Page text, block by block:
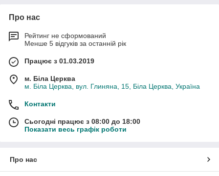
Про нас
Рейтинг не сформований
Менше 5 відгуків за останній рік
Працює з 01.03.2019
м. Біла Церква
м. Біла Церква, вул. Глиняна, 15, Біла Церква, Україна
Контакти
Сьогодні працює з 08:00 до 18:00
Показати весь графік роботи
Про нас